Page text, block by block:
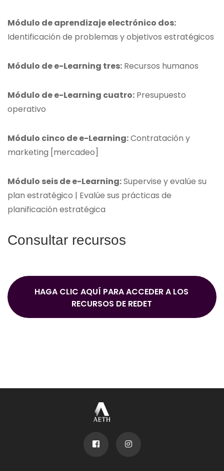
Módulo de aprendizaje electrónico dos:
Identificación de problemas y objetivos estratégicos
Módulo de e-Learning tres: Recursos humanos
Módulo de e-Learning cuatro: Presupuesto
operativo
Módulo cinco de e-Learning:Contratación y
marketing [mercadeo]
Módulo seis de e-Learning:Supervise y evalúe su
plan estratégico | Evalúe sus prácticas de
planificación estratégica
Consultar recursos
HAGA CLIC AQUÍ PARA ACCEDER A LOS
RECURSOS DE REDET